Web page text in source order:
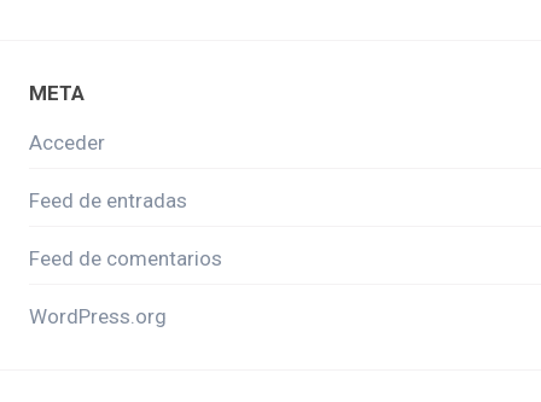
META
Acceder
Feed de entradas
Feed de comentarios
WordPress.org